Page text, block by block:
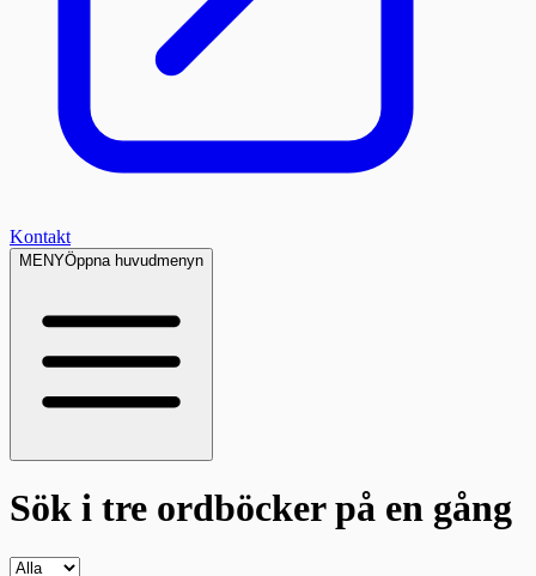
Kontakt
MENYÖppna huvudmenyn
Sök i tre ordböckerpå en gång